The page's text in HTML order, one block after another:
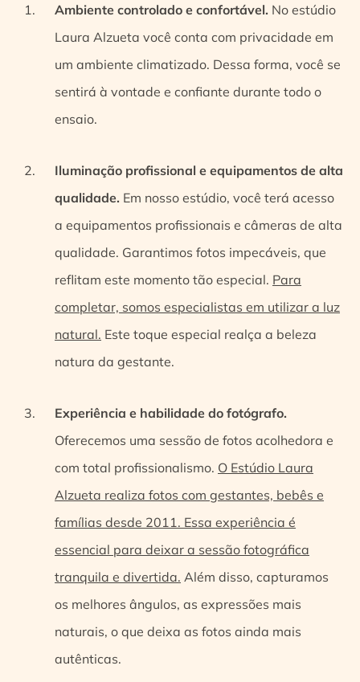
Ambiente controlado e confortável. No estúdio
Laura Alzueta você conta com privacidade em
um ambiente climatizado. Dessa forma, você se
sentirá à vontade e confiante durante todo o
ensaio.
Iluminação profissional e equipamentos de alta
qualidade. Em nosso estúdio, você terá acesso
a equipamentos profissionais e câmeras de alta
qualidade. Garantimos fotos impecáveis, que
reflitam este momento tão especial. Para
completar, somos especialistas em utilizar a luz
natural. Este toque especial realça a beleza
natura da gestante.
Experiência e habilidade do fotógrafo.
Oferecemos uma sessão de fotos acolhedora e
com total profissionalismo. O Estúdio Laura
Alzueta realiza fotos com gestantes, bebês e
famílias desde 2011. Essa experiência é
essencial para deixar a sessão fotográfica
tranquila e divertida. Além disso, capturamos
os melhores ângulos, as expressões mais
naturais, o que deixa as fotos ainda mais
autênticas.